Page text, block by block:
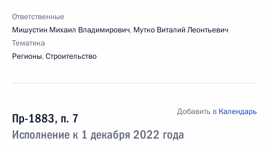
Ответственные
Мишустин Михаил Владимирович, Мутко Виталий Леонтьевич
Тематика
Регионы,Строительство
Пр-1883, п. 7
Исполнение к 1 декабря 2022 года
Добавить в Календарь